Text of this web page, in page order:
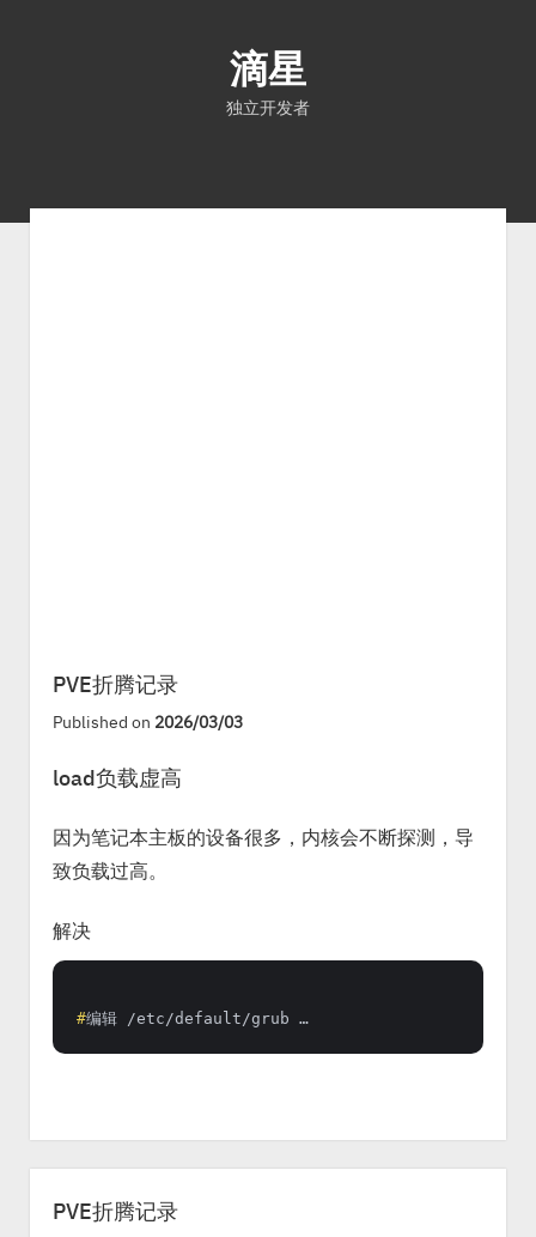
滴星
独立开发者
文章
PVE折腾记录
Published on 2026/03/03
load负载虚高
因为笔记本主板的设备很多，内核会不断探测，导
致负载过高。
解决
#编辑 /etc/default/grub …
PVE折腾记录